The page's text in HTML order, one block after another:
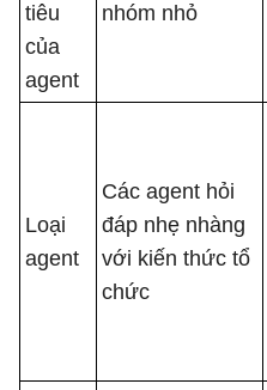
tiêu
của
agent
nhóm nhỏ
Loại
agent
Các agent hỏi
đáp nhẹ nhàng
với kiến ​​thức tổ
chức